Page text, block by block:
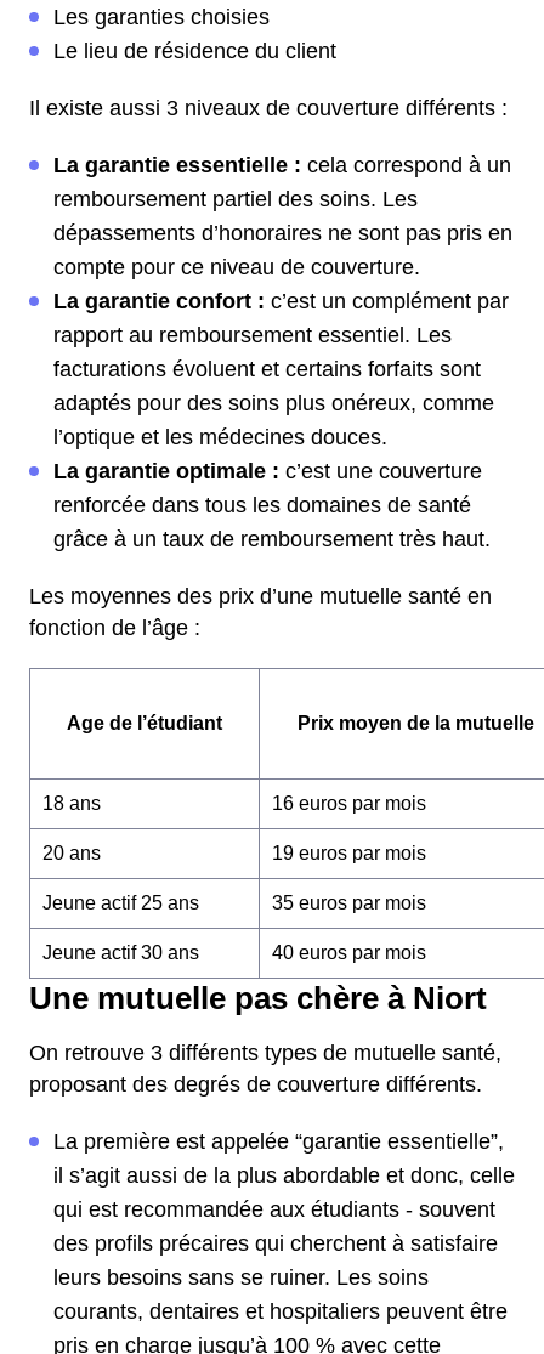
Les garanties choisies
Le lieu de résidence du client
Il existe aussi 3 niveaux de couverture différents :
La garantie essentielle : cela correspond à un
remboursement partiel des soins. Les
dépassements d’honoraires ne sont pas pris en
compte pour ce niveau de couverture.
La garantie confort : c’est un complément par
rapport au remboursement essentiel. Les
facturations évoluent et certains forfaits sont
adaptés pour des soins plus onéreux, comme
l’optique et les médecines douces.
La garantie optimale : c’est une couverture
renforcée dans tous les domaines de santé
grâce à un taux de remboursement très haut.
Les moyennes des prix d’une mutuelle santé en
fonction de l’âge :
Age de l’étudiant Prix moyen de la mutuelle
18 ans 16 euros par mois
20 ans 19 euros par mois
Jeune actif 25 ans 35 euros par mois
Jeune actif 30 ans 40 euros par mois
Une mutuelle pas chère à Niort
On retrouve 3 différents types de mutuelle santé,
proposant des degrés de couverture différents.
La première est appelée “garantie essentielle”,
il s’agit aussi de la plus abordable et donc, celle
qui est recommandée aux étudiants - souvent
des profils précaires qui cherchent à satisfaire
leurs besoins sans se ruiner. Les soins
courants, dentaires et hospitaliers peuvent être
pris en charge jusqu’à 100 % avec cette